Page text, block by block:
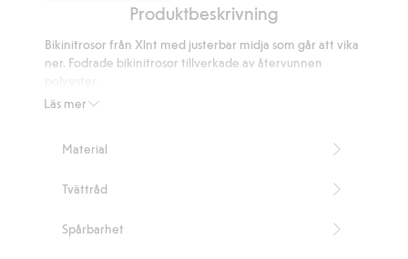
Produktbeskrivning
Läs mer
Bikinitrosor från Xlnt med justerbar midja som går att vika
ner. Fodrade bikinitrosor tillverkade av återvunnen
Vikbar midja
Artikelnummer
Material
Tvättråd
Spårbarhet